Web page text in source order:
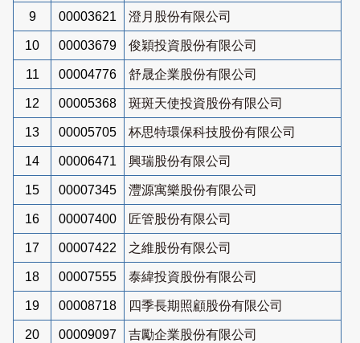
9 00003621 澄月股份有限公司
10 00003679 俊穎投資股份有限公司
11 00004776 舒晟企業股份有限公司
12 00005368 斑斑天使投資股份有限公司
13 00005705 杯思特環保科技股份有限公司
14 00006471 興瑞股份有限公司
15 00007345 灃源寓樂股份有限公司
16 00007400 匠管股份有限公司
17 00007422 之維股份有限公司
18 00007555 泰緯投資股份有限公司
19 00008718 四季長期照顧股份有限公司
20 00009097 吉勵企業股份有限公司